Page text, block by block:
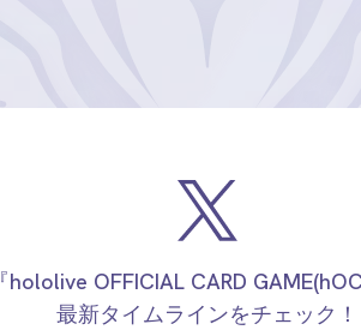
『hololive OFFICIAL CARD
最新タイムラインをチェック！